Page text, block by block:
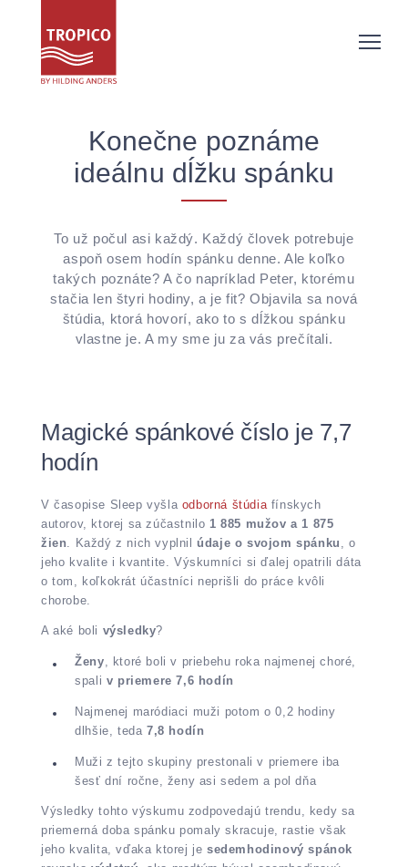
Konečne poznáme
ideálnu dĺžku spánku
To už počul asi každý. Každý človek potrebuje
aspoň osem hodín spánku denne. Ale koľko
takých poznáte? A čo napríklad Peter, ktorému
stačia len štyri hodiny, a je fit? Objavila sa nová
štúdia, ktorá hovorí, ako to s dĺžkou spánku
vlastne je. A my sme ju za vás prečítali.
Magické spánkové číslo je 7,7
hodín
V časopise Sleep vyšla odborná štúdia fínskych
autorov, ktorej sa zúčastnilo 1 885 mužov a 1 875
žien . Každý z nich vyplnilúdaje o svojom spánku
, o
jeho kvalite i kvantite. Výskumníci si ďalej opatrili dáta
o tom, koľkokrát účastníci neprišli do práce kvôli
chorobe.
A aké boli výsledky?
Ženy, ktoré boli v priebehu roka najmenej choré,
spali v priemere 7,6 hodín
Najmenej maródiaci muži potom o 0,2 hodiny
dlhšie, teda 7,8 hodín
Muži z tejto skupiny prestonali v priemere iba
šesť dní ročne, ženy asi sedem a pol dňa
Výsledky tohto výskumu zodpovedajú trendu, kedy sa
priemerná doba spánku pomaly skracuje, rastie však
jeho kvalita, vďaka ktorej jesedemhodinový spánok